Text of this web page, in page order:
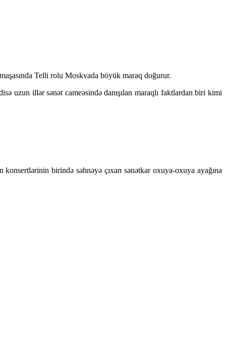
Telli rolu Moskvada böyük maraq doğurur.
uzun illər sənət cameəsində danışılan maraqlı faktlardan biri kimi
konsertlərinin birində səhnəyə çıxan sənətkar oxuya-oxuya ayağına